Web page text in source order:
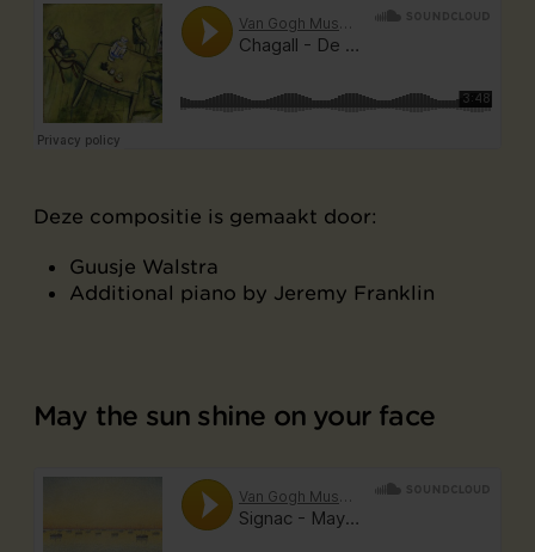
Deze compositie is gemaakt door:
Guusje Walstra
Additional piano by Jeremy Franklin
May the sun shine on your face